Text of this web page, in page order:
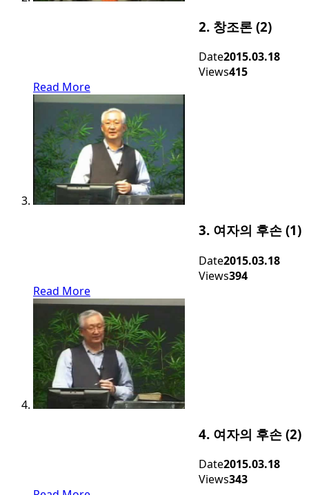
2. 창조론 (2)
Date2015.03.18
Views415
Read More
3. 여자의 후손 (1)
Date2015.03.18
Views394
Read More
4. 여자의 후손 (2)
Date2015.03.18
Views343